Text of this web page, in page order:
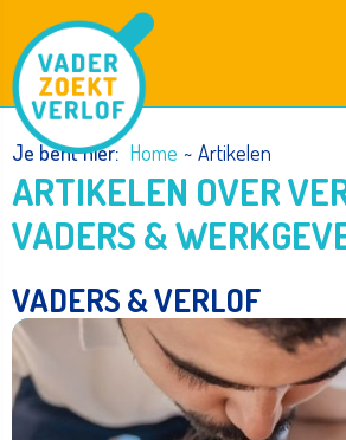
naar
de
inhoud
Je bent hier: Home ~ Artikelen
ARTIKELEN OVER
VADERS &
VADERS & VERLOF